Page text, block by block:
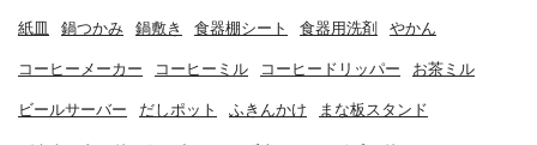
紙皿 鍋つかみ 鍋敷き 食器棚シート 食器用洗剤 やかん
コーヒーメーカー コーヒーミル コーヒードリッパー お茶ミル
ビールサーバー だしポット ふきんかけ まな板スタンド